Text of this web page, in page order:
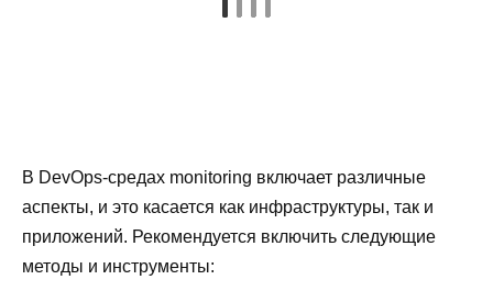
В DevOps-средах monitoring включает различные
аспекты, и это касается как инфраструктуры, так и
приложений. Рекомендуется включить следующие
методы и инструменты: